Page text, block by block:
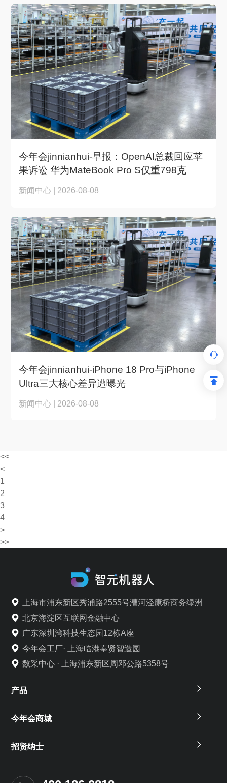
今年会jinnianhui-早报：OpenAI总裁回应苹
果诉讼 华为MateBook Pro S仅重798克
新闻中心 | 2026-08-08
今年会jinnianhui-iPhone 18 Pro与iPhone
Ultra三大核心差异遭曝光
新闻中心 | 2026-08-08
<<
<
1
2
3
4
>
>>
上海市浦东新区秀浦路2555号漕河泾康桥商务绿洲
北京海淀区互联网金融中心
广东深圳湾科技生态园12栋A座
今年会工厂· 上海临港奉贤智造园
数采中心 · 上海浦东新区周邓公路5358号
产品
今年会商城
招贤纳士